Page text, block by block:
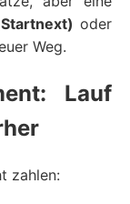
oder
Weg.
Lauf
zahlen: